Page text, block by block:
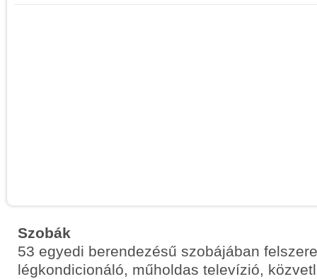
Szobák
53 egyedi berendezésű szobájában
légkondicionáló, műholdas televízió,